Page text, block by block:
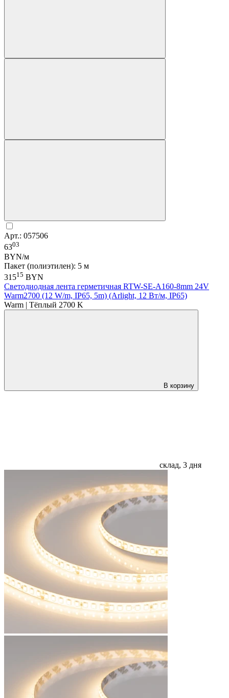
Арт.: 057506
6303
BYN/м
Пакет (полиэтилен): 5 м
31515 BYN
Светодиодная лента герметичная RTW-SE-A160-8mm 24V
Warm2700 (12 W/m, IP65, 5m) (Arlight, 12 Вт/м, IP65)
Warm | Тёплый 2700 K
В корзину
склад, 3 дня